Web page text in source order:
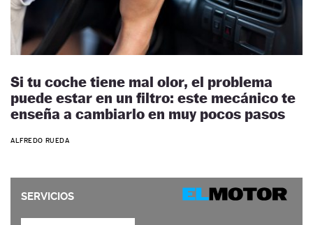
Si tu coche tiene mal olor, el problema
puede estar en un filtro: este mecánico te
enseña a cambiarlo en muy pocos pasos
ALFREDO RUEDA